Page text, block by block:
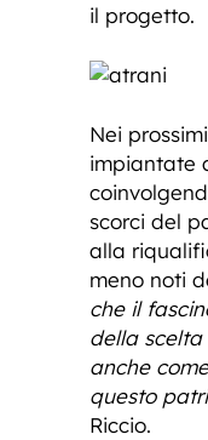
il progetto.
Nei
impiantate
scorci del
alla
meno noti
che il
della
anche
questo
Riccio.